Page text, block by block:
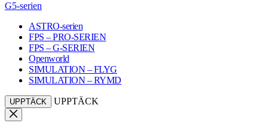
G5-serien
ASTRO-serien
FPS – PRO-SERIEN
FPS – G-SERIEN
Openworld
SIMULATION – FLYG
SIMULATION – RYMD
UPPTÄCK UPPTÄCK